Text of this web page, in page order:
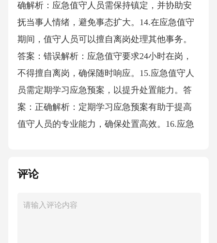
确解析：应急值守人员需保持镇定，并协助安
抚当事人情绪，避免事态扩大。14.在应急值守
期间，值守人员可以擅自离岗处理其他事务。
答案：错误解析：应急值守要求24小时在岗，
不得擅自离岗，确保随时响应。15.应急值守人
员需定期学习应急预案，以提升处置能力。答
案：正确解析：定期学习应急预案有助于提高
值守人员的专业能力，确保处置高效。16.应急
需保持专注，避免因社交分散注意力，影响事
力，以整合应急资源。答案：正确解析：应急
评论